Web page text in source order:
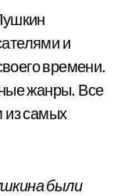
и
времени.
жанры. Все
из самых
были